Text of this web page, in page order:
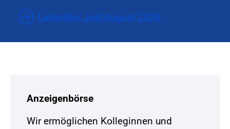
Leitartikel Juli/August 2026
Anzeigenbörse
Wir ermöglichen Kolleginnen und